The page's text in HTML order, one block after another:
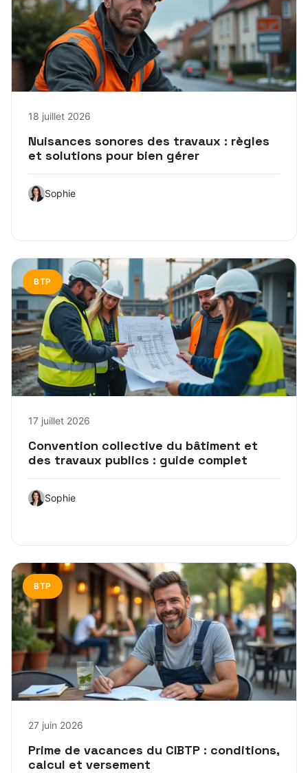
18 juillet 2026
Nuisances sonores des travaux : règles
et solutions pour bien gérer
Sophie
BTP
17 juillet 2026
Convention collective du bâtiment et
des travaux publics : guide complet
Sophie
BTP
27 juin 2026
Prime de vacances du CIBTP : conditions,
calcul et versement